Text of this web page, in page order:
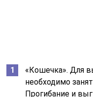
Вращаем плечи.
сидя или стоя,
Поднимаем